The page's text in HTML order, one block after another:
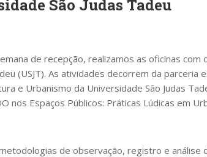
São Judas Tadeu
de recepção, realizamos as oficinas com
(USJT). As atividades decorrem da parceria
e Urbanismo da Universidade São Judas
nos Espaços Públicos: Práticas Lúdicas em
de observação, registro e análise